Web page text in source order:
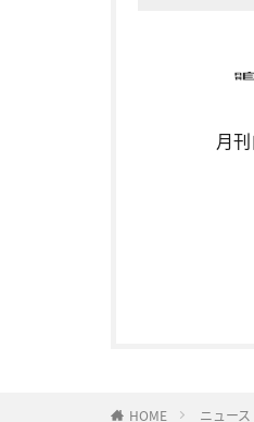
月
HOME ニュース